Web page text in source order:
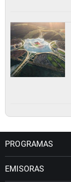
PROGRAMAS
EMISORAS